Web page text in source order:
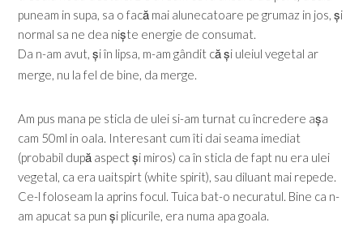
puneam in supa, sa o facă mai alunecatoare pe grumaz in jos, și
normal sa ne dea niște energie de consumat.
Da n-am avut, și în lipsa, m-am gândit că și uleiul vegetal ar
merge, nu la fel de bine, da merge.
Am pus mana pe sticla de ulei si-am turnat cu încredere așa
cam 50ml in oala. Interesant cum îti dai seama imediat
(probabil după aspect și miros) ca în sticla de fapt nu era ulei
vegetal, ca era uaitspirt (white spirit), sau diluant mai repede.
Ce-l foloseam la aprins focul. Tuica bat-o necuratul. Bine ca n-
am apucat sa pun și plicurile, era numa apa goala.